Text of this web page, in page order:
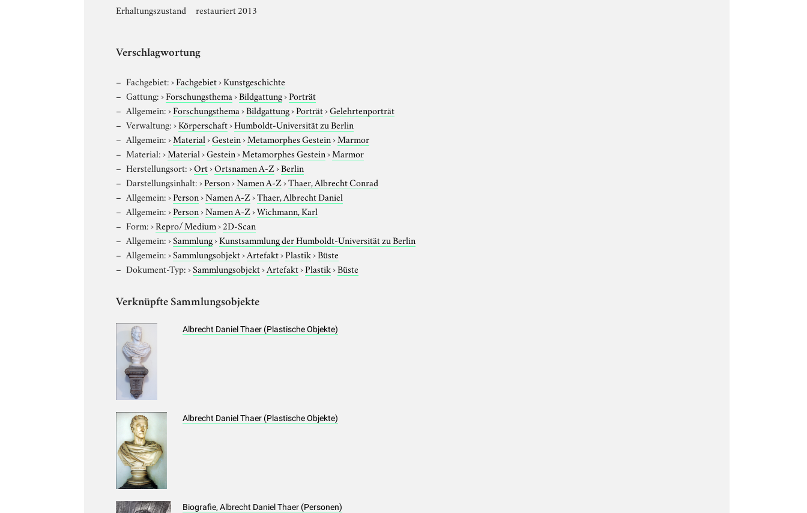
Erhaltungszustand restauriert 2013
Verschlagwortung
Fachgebiet:›Fachgebiet›Kunstgeschichte
Gattung:›Forschungsthema›Bildgattung›Porträt
Allgemein:›Forschungsthema›Bildgattung›Porträt›Gelehrtenporträt
Verwaltung:›Körperschaft›Humboldt-Universität zu Berlin
Allgemein:›Material›Gestein›Metamorphes Gestein›Marmor
Material:›Material›Gestein›Metamorphes Gestein›Marmor
Herstellungsort:›Ort›Ortsnamen A-Z›Berlin
Darstellungsinhalt:›Person›Namen A-Z›Thaer, Albrecht Conrad
Allgemein:›Person›Namen A-Z›Thaer, Albrecht Daniel
Allgemein:›Person›Namen A-Z›Wichmann, Karl
Form:›Repro/ Medium›2D-Scan
Allgemein:›Sammlung›Kunstsammlung der Humboldt-Universität zu Berlin
Allgemein:›Sammlungsobjekt›Artefakt›Plastik›Büste
Dokument-Typ:›Sammlungsobjekt›Artefakt›Plastik›Büste
Verknüpfte Sammlungsobjekte
Albrecht Daniel Thaer (Plastische Objekte)
Albrecht Daniel Thaer (Plastische Objekte)
Biografie, Albrecht Daniel Thaer (Personen)